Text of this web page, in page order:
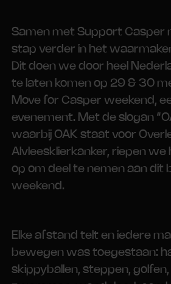
Samen met Support Casper
stap verder in het
Dit doen we door heel
te laten komen op 29 & 30
Move for Casper weekend,
evenement. Met de slogan
waarbij OAK staat voor
Alvleesklierkanker, riepen we
op om deel te nemen aan dit
weekend.
Elke afstand telt en iedere
bewegen was toegestaan:
skippyballen, steppen,